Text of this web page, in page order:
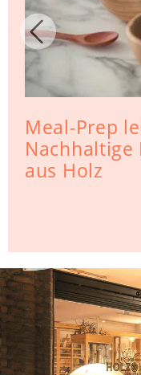
Meal-Prep
Nachhaltige
aus Holz